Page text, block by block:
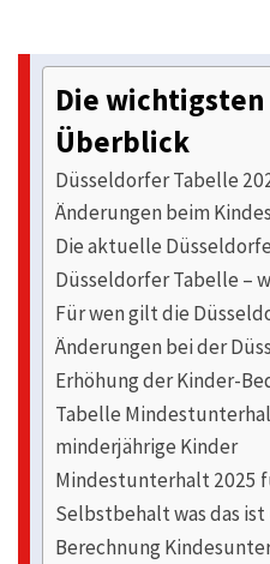
Die
Überblick
Düsseldorfer Tabelle
Änderungen beim
Die aktuelle
Düsseldorfer Tabelle –
Für wen gilt die
Änderungen bei der
Erhöhung der Kinder-
Tabelle
minderjährige Kinder
Mindestunterhalt 2025
Selbstbehalt was das
Berechnung